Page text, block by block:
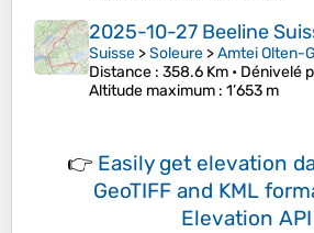
2025-10-27 Beeline
Suisse >Soleure >Amtei Olten-
Distance : 358.6 Km • Dénivelé
Altitude maximum : 1’653 m
👉 Easily get elevation
GeoTIFF and KML
Elevation API